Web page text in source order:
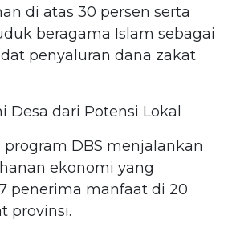
di atas 30 persen serta
beragama Islam sebagai
penyaluran dana zakat
Desa dari Potensi Lokal
program DBS menjalankan
ekonomi yang
penerima manfaat di 20
provinsi.